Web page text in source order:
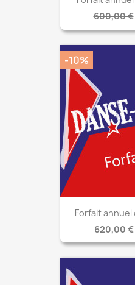
600,00 €
Forfait annuel
620,00 €
-10%